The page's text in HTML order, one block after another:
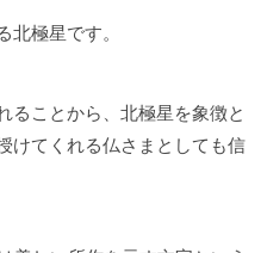
北極星です。
ることから、北極星を象徴と
けてくれる仏さまとしても信